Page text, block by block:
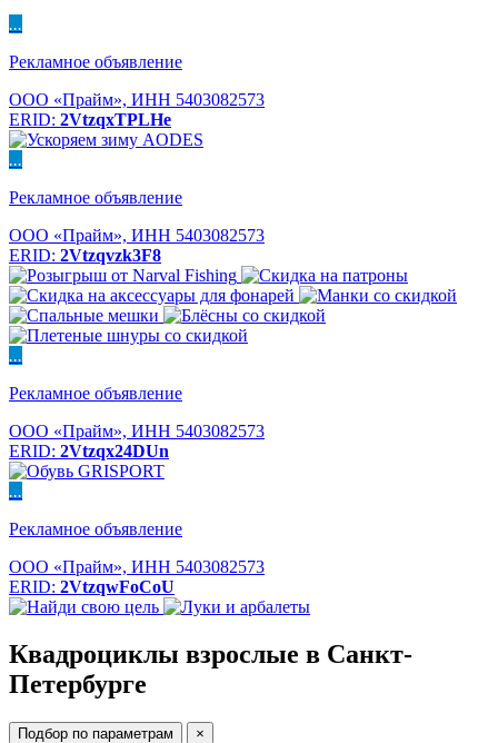
...
Рекламное объявление
ООО «Прайм», ИНН 5403082573
ERID: 2VtzqxTPLHe
...
Рекламное объявление
ООО «Прайм», ИНН 5403082573
ERID: 2Vtzqvzk3F8
...
Рекламное объявление
ООО «Прайм», ИНН 5403082573
ERID: 2Vtzqx24DUn
...
Рекламное объявление
ООО «Прайм», ИНН 5403082573
ERID: 2VtzqwFoCoU
Квадроциклы взрослые в Санкт-
Петербурге
Подбор по параметрам ×